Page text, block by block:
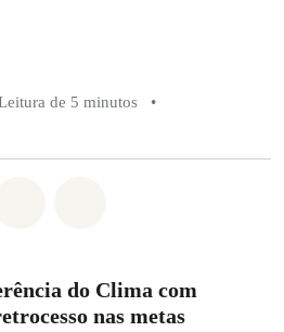
de 5 minutos
•
do Clima com
nas metas